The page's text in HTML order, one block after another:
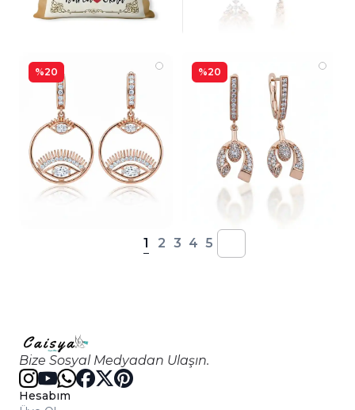
%20 %20
1 2 3 4 5
Bize Sosyal Medyadan Ulaşın.
Hesabım